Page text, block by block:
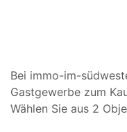
Bei immo-im-
Gastgewerbe zum
Wählen Sie aus 2